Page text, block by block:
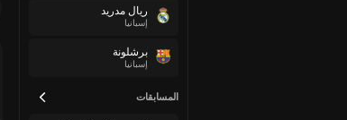
ريال مدريد
إسبانيا
برشلونة
إسبانيا
المسابقات